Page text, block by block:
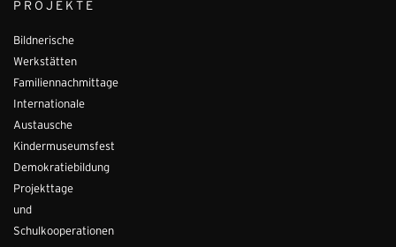
PROJEKTE
Bildnerische
Werkstätten
Familiennachmittage
Internationale
Austausche
Kindermuseumsfest
Demokratiebildung
Projekttage
und
Schulkooperationen